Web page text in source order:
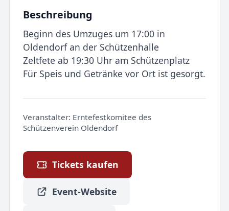
Beschreibung
Beginn des Umzuges um 17:00 in
Oldendorf an der Schützenhalle
Zeltfete ab 19:30 Uhr am Schützenplatz
Für Speis und Getränke vor Ort ist gesorgt.
Veranstalter: Erntefestkomitee des
Schützenverein Oldendorf
Tickets kaufen
Event-Website